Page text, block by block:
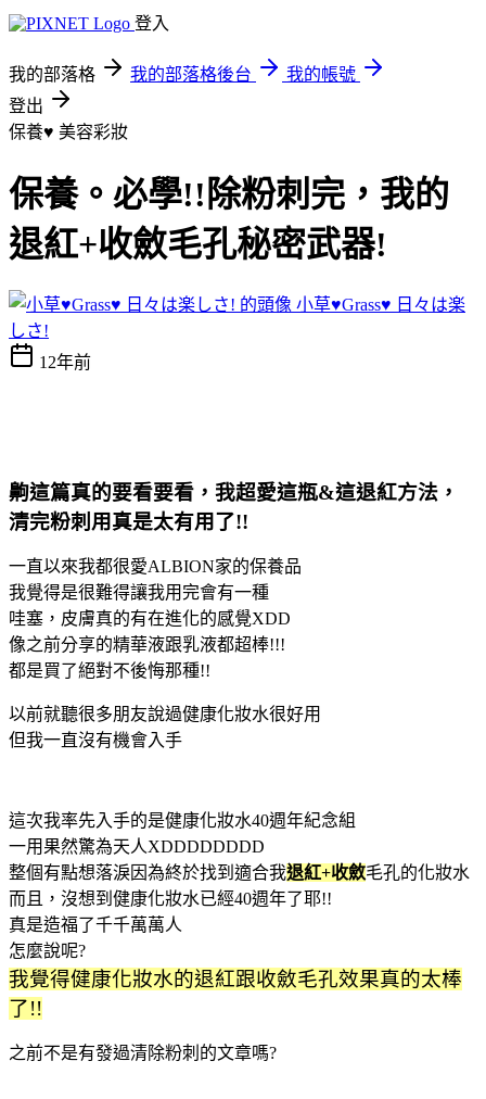
登入
我的部落格 我的部落格後台
我的帳號
登出
保養♥ 美容彩妝
保養。必學!!除粉刺完，我的
退紅+收斂毛孔秘密武器!
小草♥Grass♥ 日々は楽
しさ!
12年前
齁這篇真的要看要看，我超愛這瓶&這退紅方法，
清完粉刺用真是太有用了!!
一直以來我都很愛ALBION家的保養品
我覺得是很難得讓我用完會有一種
哇塞，皮膚真的有在進化的感覺XDD
像之前分享的精華液跟乳液都超棒!!!
都是買了絕對不後悔那種!!
以前就聽很多朋友說過健康化妝水很好用
但我一直沒有機會入手
這次我率先入手的是健康化妝水40週年紀念組
一用果然驚為天人XDDDDDDDD
整個有點想落淚因為終於找到適合我退紅+收斂毛孔的化妝水
而且，沒想到健康化妝水已經40週年了耶!!
真是造福了千千萬萬人
怎麼說呢?
我覺得健康化妝水的退紅跟收斂毛孔效果真的太棒
了!!
之前不是有發過清除粉刺的文章嗎?